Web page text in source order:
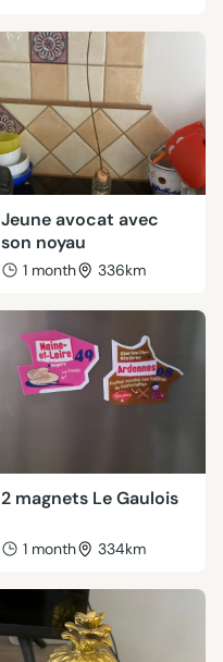
Jeune avocat avec
son noyau
1 month 336km
2 magnets Le Gaulois
1 month 334km